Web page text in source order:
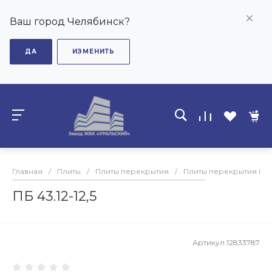
Ваш город Челябинск?
ДА ИЗМЕНИТЬ
Главная / Плиты / Плиты перекрытия / Плиты перекрытия ПБ
ПБ 43.12-12,5
Артикул 12833787